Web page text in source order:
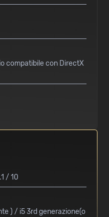
compatibile con DirectX
/ 10
) / i5 3rd generazione(o